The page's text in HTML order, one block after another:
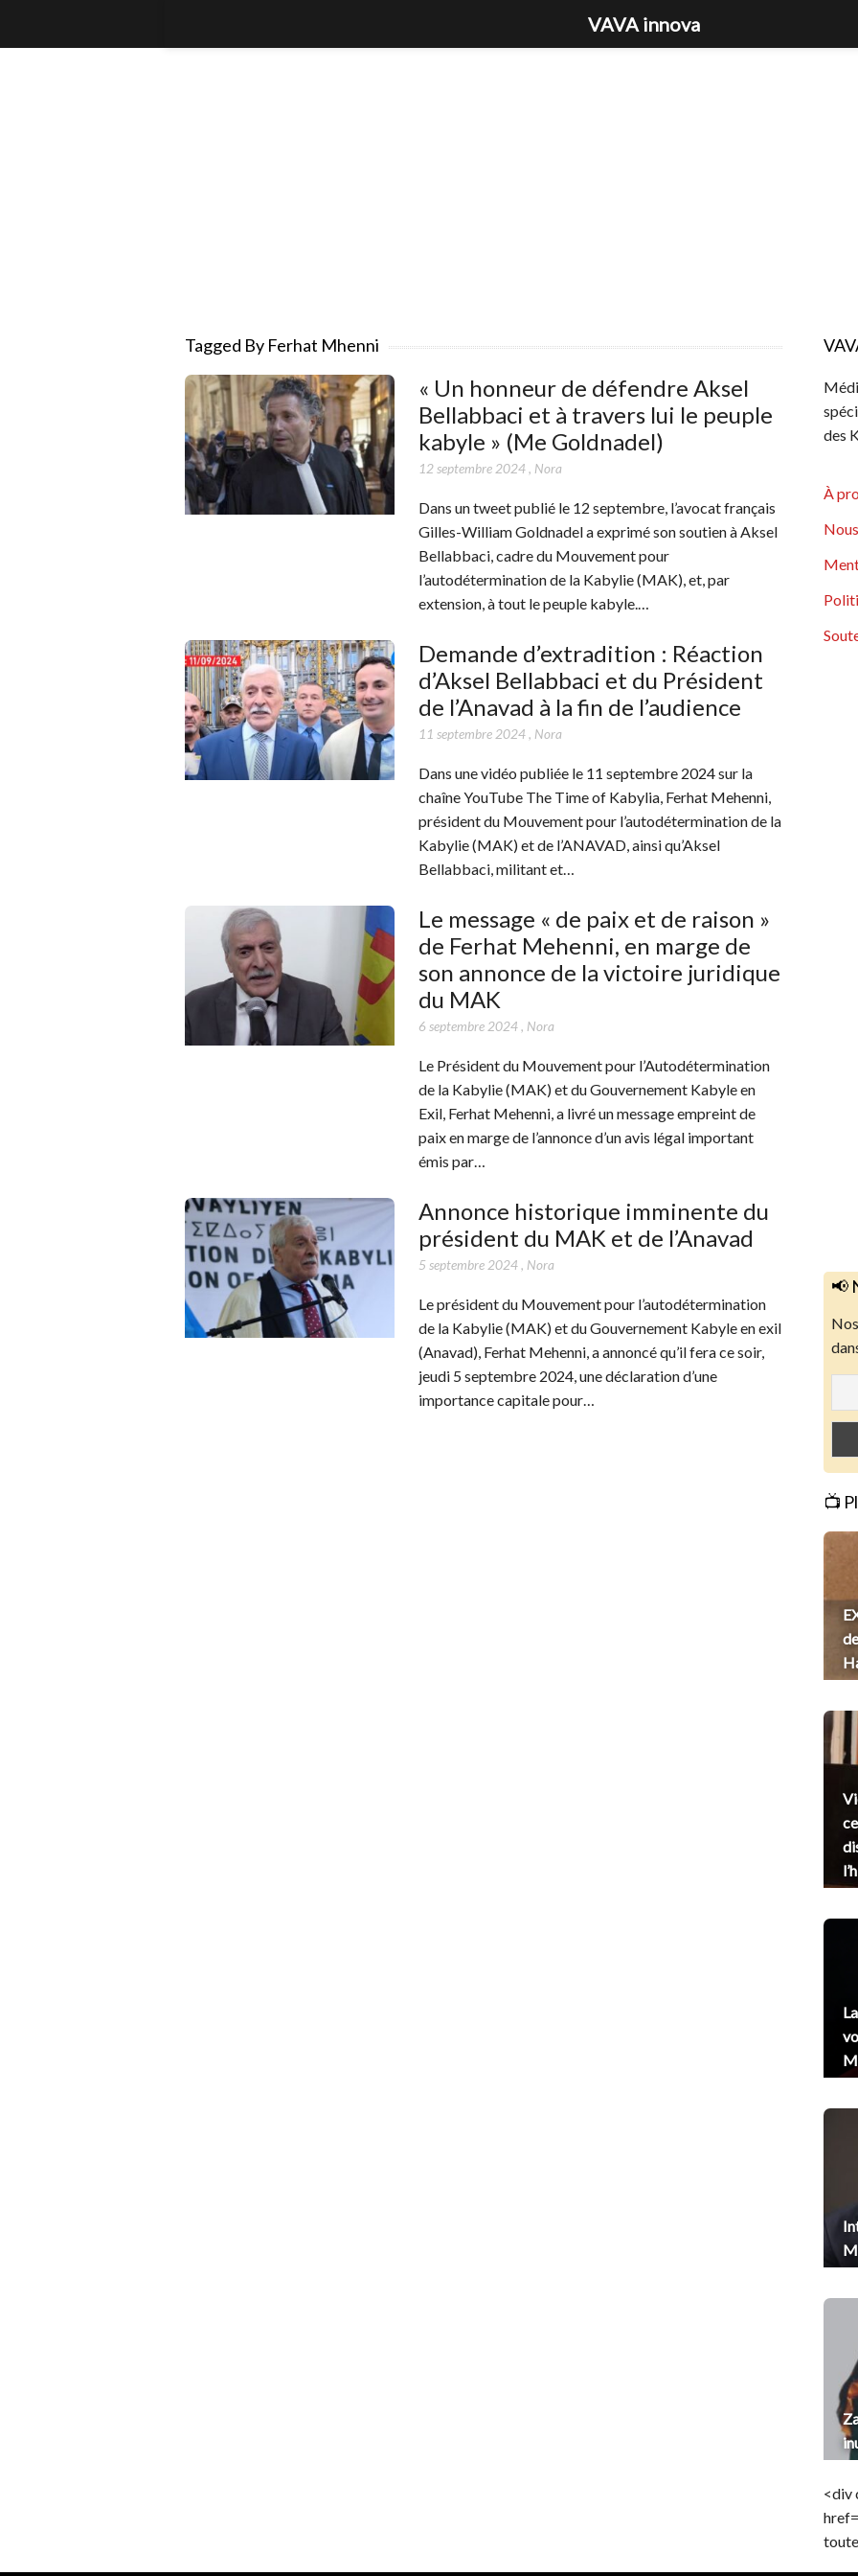
Tagged By Ferhat Mhenni
« Un honneur de défendre Aksel
Bellabbaci et à travers lui le peuple
kabyle » (Me Goldnadel)
12 septembre 2024, Nora
Dans un tweet publié le 12 septembre, l’avocat français
Gilles-William Goldnadel a exprimé son soutien à Aksel
Bellabbaci, cadre du Mouvement pour
l’autodétermination de la Kabylie (MAK), et, par
extension, à tout le peuple kabyle.…
Demande d’extradition : Réaction
d’Aksel Bellabbaci et du Président
de l’Anavad à la fin de l’audience
11 septembre 2024, Nora
Dans une vidéo publiée le 11 septembre 2024 sur la
chaîne YouTube The Time of Kabylia, Ferhat Mehenni,
président du Mouvement pour l’autodétermination de la
Kabylie (MAK) et de l’ANAVAD, ainsi qu’Aksel
Bellabbaci, militant et…
Le message « de paix et de raison »
de Ferhat Mehenni, en marge de
son annonce de la victoire juridique
du MAK
6 septembre 2024, Nora
Le Président du Mouvement pour l’Autodétermination
de la Kabylie (MAK) et du Gouvernement Kabyle en
Exil, Ferhat Mehenni, a livré un message empreint de
paix en marge de l’annonce d’un avis légal important
émis par…
Annonce historique imminente du
président du MAK et de l’Anavad
5 septembre 2024, Nora
Le président du Mouvement pour l’autodétermination
de la Kabylie (MAK) et du Gouvernement Kabyle en exil
(Anavad), Ferhat Mehenni, a annoncé qu’il fera ce soir,
jeudi 5 septembre 2024, une déclaration d’une
importance capitale pour…
des
À
📢
📺
<div
VAVA innova